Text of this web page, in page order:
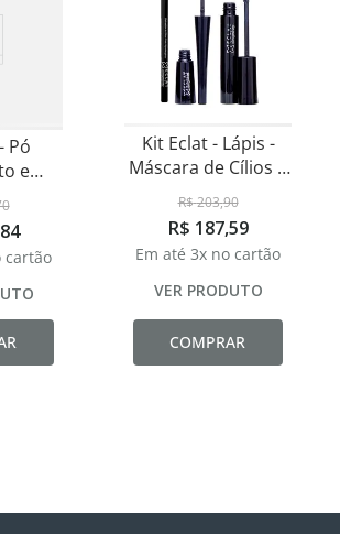
Pó
e
84
cartão
Kit Eclat - Lápis -
Máscara de Cílios e
Delineador
R$203,90
R$ 187,59
Em até 3x no cartão
VER PRODUTO
COMPRAR